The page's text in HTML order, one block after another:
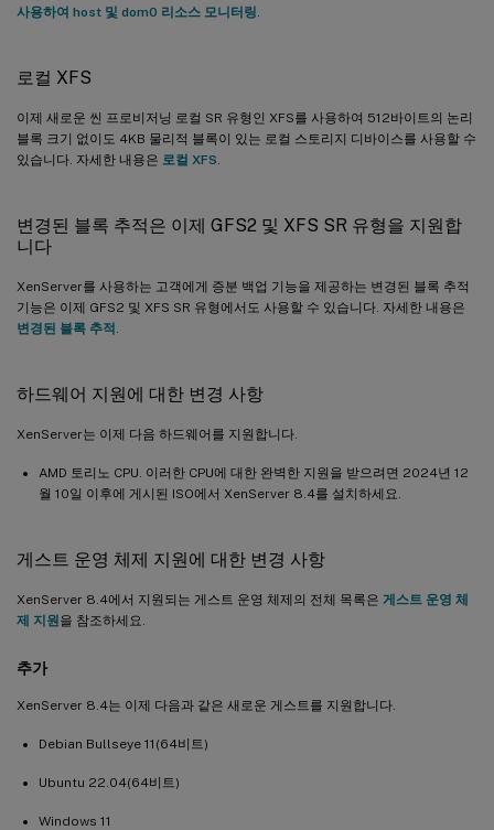
사용하여 host 및 dom0 리소스 모니터링
로컬 XFS
이제 새로운 씬 프로비저닝 로컬 SR 유형인 XFS를 사용하여 512바이트의 논리
블록 크기 없이도 4KB 물리적 블록이 있는 로컬 스토리지 디바이스를 사용할 수
있습니다. 자세한 내용은 로컬 XFS
변경된 블록 추적은 이제 GFS2 및 XFS SR 유형을 지원합
니다
XenServer를 사용하는 고객에게 증분 백업 기능을 제공하는 변경된 블록 추적
기능은 이제 GFS2 및 XFS SR 유형에서도 사용할 수 있습니다. 자세한 내용은
변경된 블록 추적
하드웨어 지원에 대한 변경 사항
XenServer는 이제 다음 하드웨어를 지원합니다.
AMD 토리노 CPU. 이러한 CPU에 대한 완벽한 지원을 받으려면 2024년 12
월 10일 이후에 게시된 ISO에서 XenServer 8.4를 설치하세요.
게스트 운영 체제 지원에 대한 변경 사항
XenServer 8.4에서 지원되는 게스트 운영 체제의 전체 목록은 게스트 운영 체
제 지원을 참조하세요.
추가
XenServer 8.4는 이제 다음과 같은 새로운 게스트를 지원합니다.
Debian Bullseye 11(64비트)
Ubuntu 22.04(64비트)
Windows 11